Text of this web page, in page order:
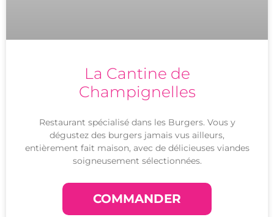
La Cantine de
Champignelles
Restaurant spécialisé dans les Burgers. Vous y
dégustez des burgers jamais vus ailleurs,
entièrement fait maison, avec de délicieuses viandes
soigneusement sélectionnées.
COMMANDER